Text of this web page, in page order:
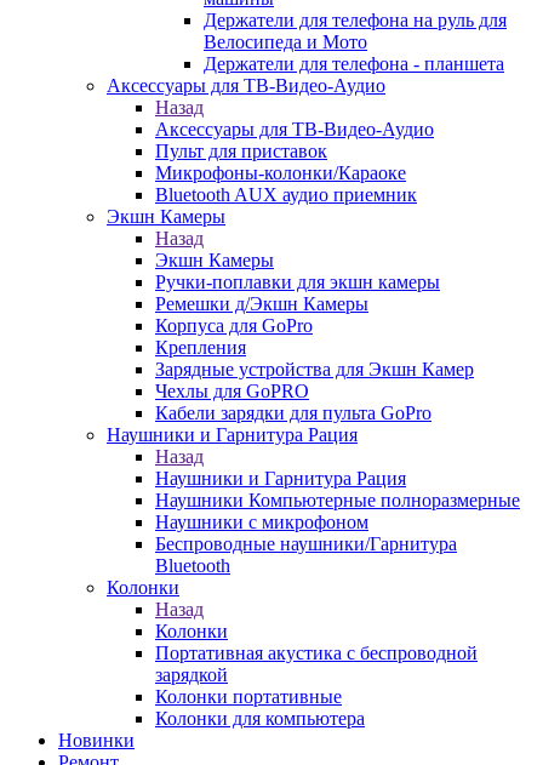
Держатели для телефона на руль для
Велосипеда и Мото
Держатели для телефона - планшета
Аксессуары для ТВ-Видео-Аудио
Назад
Аксессуары для ТВ-Видео-Аудио
Пульт для приставок
Микрофоны-колонки/Караоке
Bluetooth AUX аудио приемник
Экшн Камеры
Назад
Экшн Камеры
Ручки-поплавки для экшн камеры
Ремешки д/Экшн Камеры
Корпуса для GoPro
Крепления
Зарядные устройства для Экшн Камер
Чехлы для GoPRO
Кабели зарядки для пульта GoPro
Наушники и Гарнитура Рация
Назад
Наушники и Гарнитура Рация
Наушники Компьютерные полноразмерные
Наушники с микрофоном
Беспроводные наушники/Гарнитура
Bluetooth
Колонки
Назад
Колонки
Портативная акустика с беспроводной
зарядкой
Колонки портативные
Колонки для компьютера
Новинки